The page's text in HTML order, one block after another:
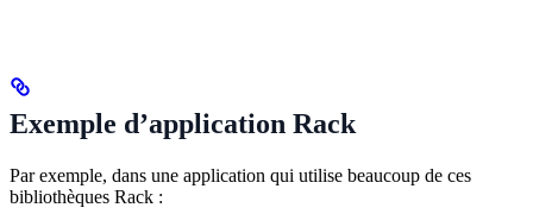
Exemple d’application Rack
Par exemple, dans une application qui utilise beaucoup de ces
bibliothèques Rack :